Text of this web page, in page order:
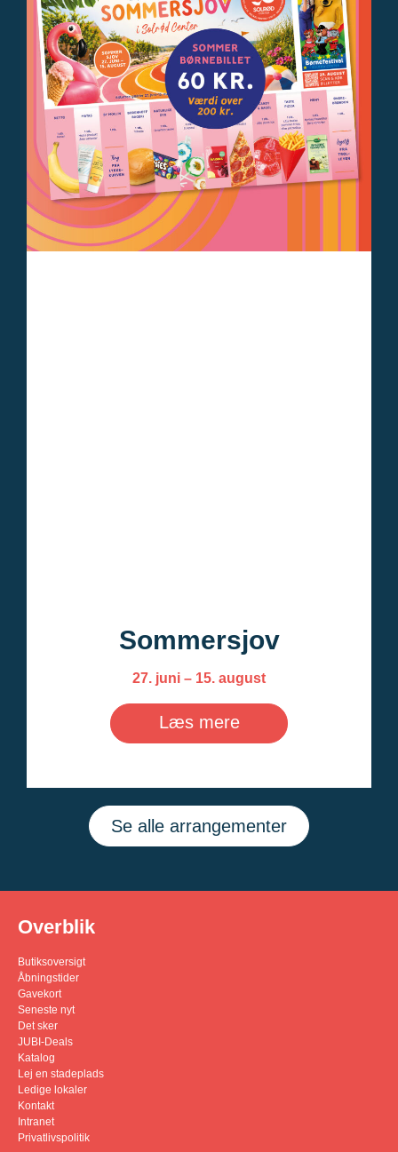
Sommersjov
27. juni – 15. august
Læs mere
Se alle arrangementer
Overblik
Butiksoversigt
Åbningstider
Gavekort
Seneste nyt
Det sker
JUBI-Deals
Katalog
Lej en stadeplads
Ledige lokaler
Kontakt
Intranet
Privatlivspolitik